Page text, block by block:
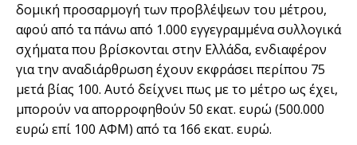
δοµική προσαρµογή των προβλέψεων του µέτρου,
αφού από τα πάνω από 1.000 εγγεγραµµένα συλλογικά
σχήµατα που βρίσκονται στην Ελλάδα, ενδιαφέρον
για την αναδιάρθρωση έχουν εκφράσει περίπου 75
µετά βίας 100. Αυτό δείχνει πως µε το µέτρο ως έχει,
µπορούν να απορροφηθούν 50 εκατ. ευρώ (500.000
ευρώ επί 100 ΑΦΜ) από τα 166 εκατ. ευρώ.